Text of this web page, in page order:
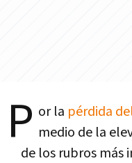
P or la pérdida
medio de la
de los rubros más